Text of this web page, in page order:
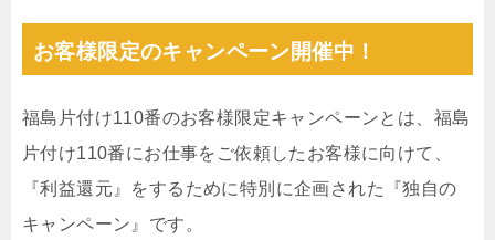
お客様限定のキャンペーン開催中！
福島片付け110番のお客様限定キャンペーンとは、福島
片付け110番にお仕事をご依頼したお客様に向けて、
『利益還元』をするために特別に企画された『独自の
キャンペーン』です。